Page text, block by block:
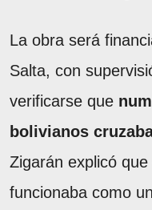
La obra será
Salta, con
verificarse que
bolivianos
Zigarán explicó
funcionaba como un